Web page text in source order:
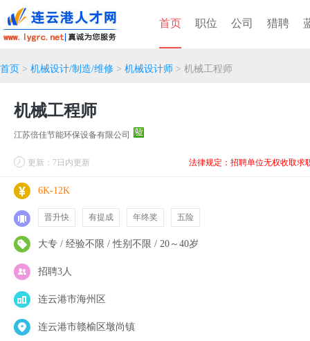
首页 职位 公司 猎聘
首页 > 机械设计/制造/维修 > 机械设计师 > 机械工程师
机械工程师
江苏倍佳节能环保设备有限公司
更新：7日内更新 法律规定：招聘单位无权收取求
6K-12K
晋升快 有提成 年终奖 五险
大专 / 经验不限 / 性别不限 / 20～40岁
招聘3人
连云港市海州区
连云港市赣榆区墩尚镇